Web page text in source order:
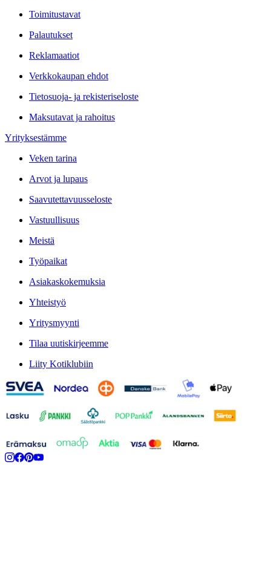
Toimitustavat
Palautukset
Reklamaatiot
Verkkokaupan ehdot
Tietosuoja- ja rekisteriseloste
Maksutavat ja rahoitus
Yrityksestämme
Veken tarina
Arvot ja lupaus
Saavutettavuusseloste
Vastuullisuus
Meistä
Työpaikat
Asiakaskokemuksia
Yhteistyö
Yritysmyynti
Tilaa uutiskirjeemme
Liity Kotiklubiin